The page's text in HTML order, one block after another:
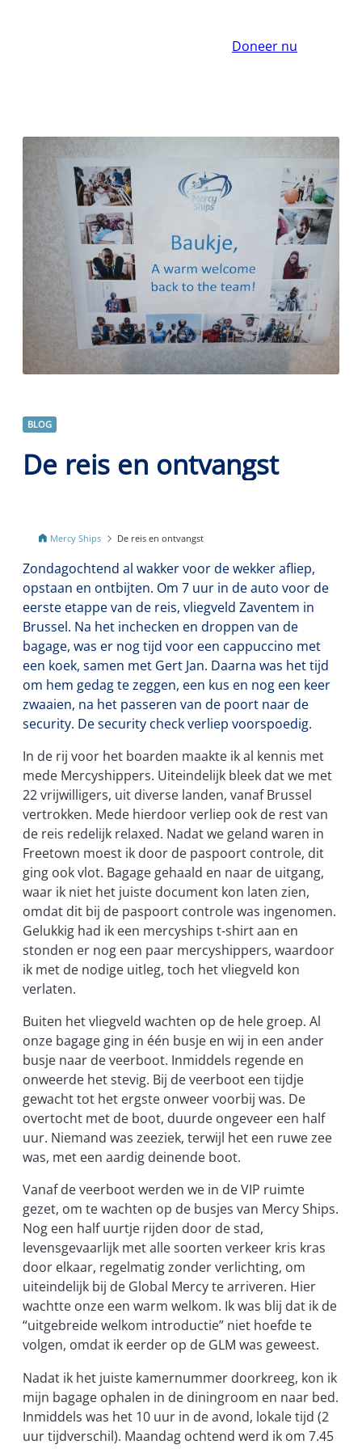
Doneer nu
BLOG
De reis en ontvangst
Mercy Ships De reis en ontvangst
Zondagochtend al wakker voor de wekker afliep,
opstaan en ontbijten. Om 7 uur in de auto voor de
eerste etappe van de reis, vliegveld Zaventem in
Brussel. Na het inchecken en droppen van de
bagage, was er nog tijd voor een cappuccino met
een koek, samen met Gert Jan. Daarna was het tijd
om hem gedag te zeggen, een kus en nog een keer
zwaaien, na het passeren van de poort naar de
security. De security check verliep voorspoedig.
In de rij voor het boarden maakte ik al kennis met
mede Mercyshippers. Uiteindelijk bleek dat we met
22 vrijwilligers, uit diverse landen, vanaf Brussel
vertrokken. Mede hierdoor verliep ook de rest van
de reis redelijk relaxed. Nadat we geland waren in
Freetown moest ik door de paspoort controle, dit
ging ook vlot. Bagage gehaald en naar de uitgang,
waar ik niet het juiste document kon laten zien,
omdat dit bij de paspoort controle was ingenomen.
Gelukkig had ik een mercyships t-shirt aan en
stonden er nog een paar mercyshippers, waardoor
ik met de nodige uitleg, toch het vliegveld kon
verlaten.
Buiten het vliegveld wachten op de hele groep. Al
onze bagage ging in één busje en wij in een ander
busje naar de veerboot. Inmiddels regende en
onweerde het stevig. Bij de veerboot een tijdje
gewacht tot het ergste onweer voorbij was. De
overtocht met de boot, duurde ongeveer een half
uur. Niemand was zeeziek, terwijl het een ruwe zee
was, met een aardig deinende boot.
Vanaf de veerboot werden we in de VIP ruimte
gezet, om te wachten op de busjes van Mercy Ships.
Nog een half uurtje rijden door de stad,
levensgevaarlijk met alle soorten verkeer kris kras
door elkaar, regelmatig zonder verlichting, om
uiteindelijk bij de Global Mercy te arriveren. Hier
wachtte onze een warm welkom. Ik was blij dat ik de
“uitgebreide welkom introductie” niet hoefde te
volgen, omdat ik eerder op de GLM was geweest.
Nadat ik het juiste kamernummer doorkreeg, kon ik
mijn bagage ophalen in de diningroom en naar bed.
Inmiddels was het 10 uur in de avond, lokale tijd (2
uur tijdverschil). Maandag ochtend werd ik om 7.45